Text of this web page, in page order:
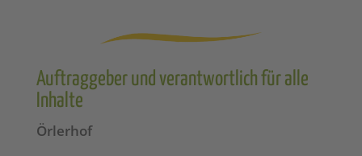
Auftraggeber und verantwortlich für alle
Inhalte
Örlerhof